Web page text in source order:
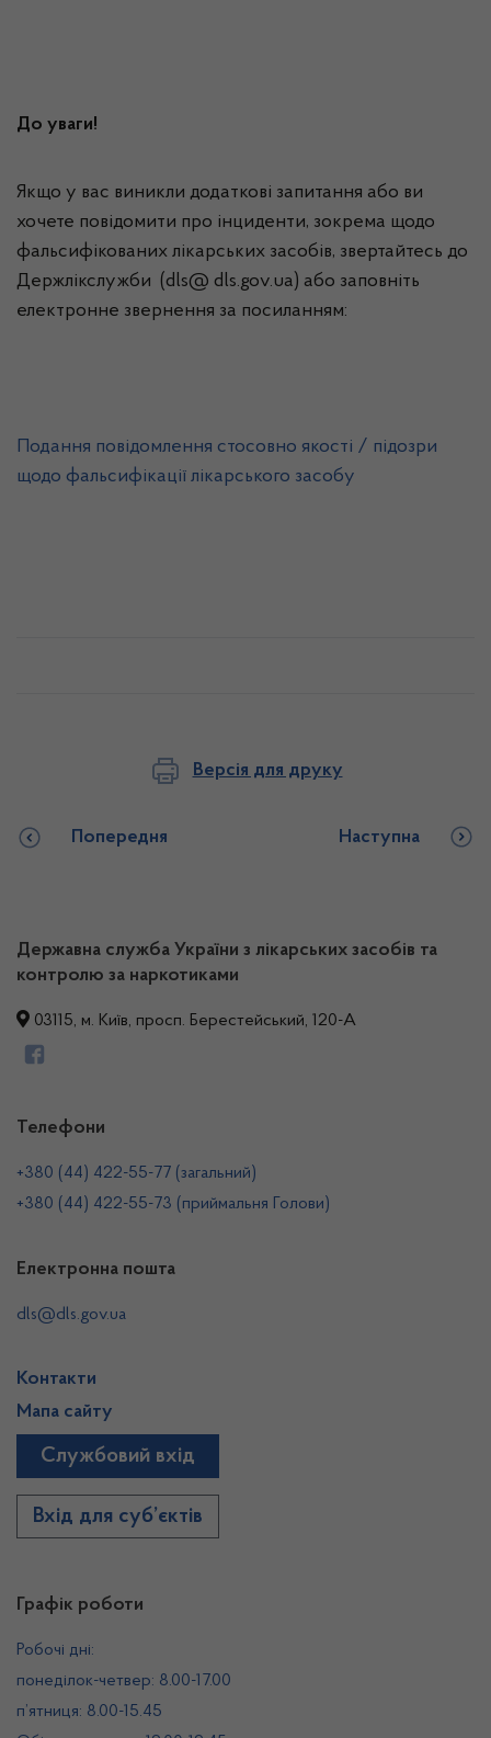
До уваги!
Якщо у вас виникли додаткові запитання або ви
хочете повідомити про інциденти, зокрема щодо
фальсифікованих лікарських засобів, звертайтесь до
Держлікслужби (dls@ dls.gov.ua) або заповніть
електронне звернення за посиланням:
Подання повідомлення стосовно якості / підозри
щодо фальсифікації лікарського засобу
Версія для друку
Попередня Наступна
Державна служба України з лікарських засобів та
контролю за наркотиками
03115, м. Київ, просп. Берестейський, 120-А
Графік роботи
Робочі дні:
понеділок-четвер: 8.00-17.00
п’ятниця: 8.00-15.45
Телефони
+380 (44) 422-55-77 (загальний)
+380 (44) 422-55-73 (приймальня Голови)
Електронна пошта
dls@dls.gov.ua
Контакти
Мапа сайту
Службовий вхід
Вхід для суб’єктів